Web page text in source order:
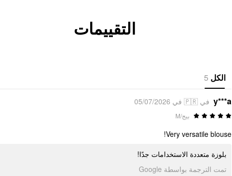
التقييمات
الكل 5
y***a في 🇵🇷 في 05/07/2026
بيج/M
Very versatile blouse!
بلوزة متعددة الاستخدامات جدًا!
تمت الترجمة بواسطة Google